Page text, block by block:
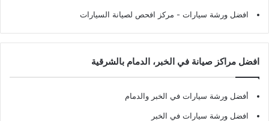
افضل ورشة سيارات - مركز افحص لصيانة السيارات
افضل مراكز صيانة في الخبر، الدمام بالشرقية
أفضل ورشة سيارات في الخبر والدمام
افضل ورشة سيارات في الخبر